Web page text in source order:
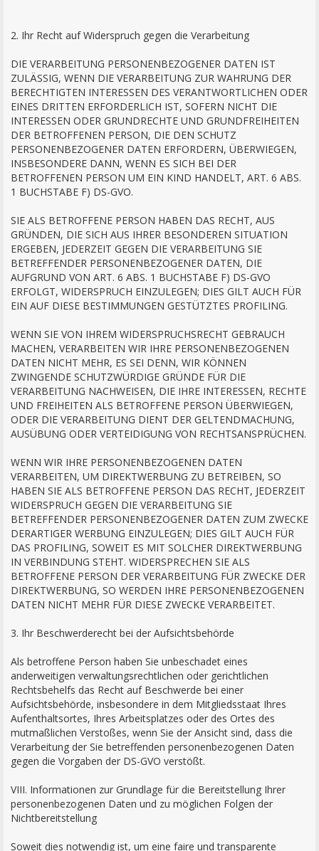
2. Ihr Recht auf Widerspruch gegen die Verarbeitung
DIE VERARBEITUNG PERSONENBEZOGENER DATEN IST
ZULÄSSIG, WENN DIE VERARBEITUNG ZUR WAHRUNG DER
BERECHTIGTEN INTERESSEN DES VERANTWORTLICHEN ODER
EINES DRITTEN ERFORDERLICH IST, SOFERN NICHT DIE
INTERESSEN ODER GRUNDRECHTE UND GRUNDFREIHEITEN
DER BETROFFENEN PERSON, DIE DEN SCHUTZ
PERSONENBEZOGENER DATEN ERFORDERN, ÜBERWIEGEN,
INSBESONDERE DANN, WENN ES SICH BEI DER
BETROFFENEN PERSON UM EIN KIND HANDELT, ART. 6 ABS.
1 BUCHSTABE F) DS-GVO.
SIE ALS BETROFFENE PERSON HABEN DAS RECHT, AUS
GRÜNDEN, DIE SICH AUS IHRER BESONDEREN SITUATION
ERGEBEN, JEDERZEIT GEGEN DIE VERARBEITUNG SIE
BETREFFENDER PERSONENBEZOGENER DATEN, DIE
AUFGRUND VON ART. 6 ABS. 1 BUCHSTABE F) DS-GVO
ERFOLGT, WIDERSPRUCH EINZULEGEN; DIES GILT AUCH FÜR
EIN AUF DIESE BESTIMMUNGEN GESTÜTZTES PROFILING.
WENN SIE VON IHREM WIDERSPRUCHSRECHT GEBRAUCH
MACHEN, VERARBEITEN WIR IHRE PERSONENBEZOGENEN
DATEN NICHT MEHR, ES SEI DENN, WIR KÖNNEN
ZWINGENDE SCHUTZWÜRDIGE GRÜNDE FÜR DIE
VERARBEITUNG NACHWEISEN, DIE IHRE INTERESSEN, RECHTE
UND FREIHEITEN ALS BETROFFENE PERSON ÜBERWIEGEN,
ODER DIE VERARBEITUNG DIENT DER GELTENDMACHUNG,
AUSÜBUNG ODER VERTEIDIGUNG VON RECHTSANSPRÜCHEN.
WENN WIR IHRE PERSONENBEZOGENEN DATEN
VERARBEITEN, UM DIREKTWERBUNG ZU BETREIBEN, SO
HABEN SIE ALS BETROFFENE PERSON DAS RECHT, JEDERZEIT
WIDERSPRUCH GEGEN DIE VERARBEITUNG SIE
BETREFFENDER PERSONENBEZOGENER DATEN ZUM ZWECKE
DERARTIGER WERBUNG EINZULEGEN; DIES GILT AUCH FÜR
DAS PROFILING, SOWEIT ES MIT SOLCHER DIREKTWERBUNG
IN VERBINDUNG STEHT. WIDERSPRECHEN SIE ALS
BETROFFENE PERSON DER VERARBEITUNG FÜR ZWECKE DER
DIREKTWERBUNG, SO WERDEN IHRE PERSONENBEZOGENEN
DATEN NICHT MEHR FÜR DIESE ZWECKE VERARBEITET.
3. Ihr Beschwerderecht bei der Aufsichtsbehörde
Als betroffene Person haben Sie unbeschadet eines
anderweitigen verwaltungsrechtlichen oder gerichtlichen
Rechtsbehelfs das Recht auf Beschwerde bei einer
Aufsichtsbehörde, insbesondere in dem Mitgliedsstaat Ihres
Aufenthaltsortes, Ihres Arbeitsplatzes oder des Ortes des
mutmaßlichen Verstoßes, wenn Sie der Ansicht sind, dass die
Verarbeitung der Sie betreffenden personenbezogenen Daten
gegen die Vorgaben der DS-GVO verstößt.
VIII. Informationen zur Grundlage für die Bereitstellung Ihrer
personenbezogenen Daten und zu möglichen Folgen der
Nichtbereitstellung
Soweit dies notwendig ist, um eine faire und transparente